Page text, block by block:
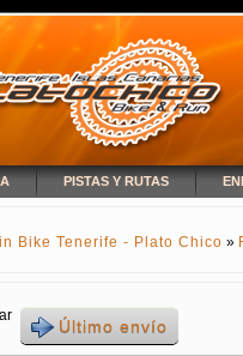
PISTAS Y RUTAS
AQUÍ
Bike Tenerife - Plato Chico »
Último envío